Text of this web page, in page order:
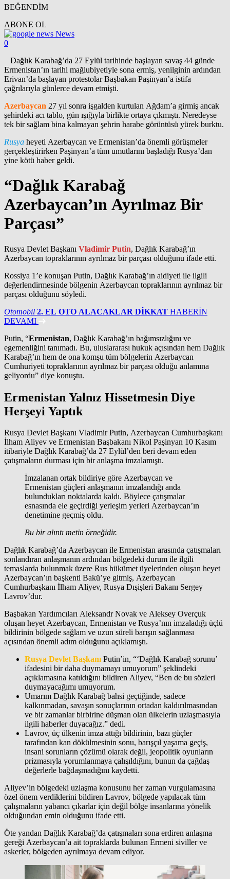
BEĞENDİM
ABONE OL
News
0
Dağlık Karabağ’da 27 Eylül tarihinde başlayan savaş 44 günde
Ermenistan’ın tarihi mağlubiyetiyle sona ermiş, yenilginin ardından
Erivan’da başlayan protestolar Başbakan Paşinyan’a istifa
çağrılarıyla günlerce devam etmişti.
Azerbaycan 27 yıl sonra işgalden kurtulan Ağdam’a girmiş ancak
şehirdeki acı tablo, gün ışığıyla birlikte ortaya çıkmıştı. Neredeyse
tek bir sağlam bina kalmayan şehrin harabe görüntüsü yürek burktu.
Rusya heyeti Azerbaycan ve Ermenistan’da önemli görüşmeler
gerçekleştirirken Paşinyan’a tüm umutlarını başladığı Rusya’dan
yine kötü haber geldi.
“Dağlık Karabağ
Azerbaycan’ın Ayrılmaz Bir
Parçası”
Rusya Devlet Başkanı Vladimir Putin, Dağlık Karabağ’ın
Azerbaycan topraklarının ayrılmaz bir parçası olduğunu ifade etti.
Rossiya 1’e konuşan Putin, Dağlık Karabağ’ın aidiyeti ile ilgili
değerlendirmesinde bölgenin Azerbaycan topraklarının ayrılmaz bir
parçası olduğunu söyledi.
Otomobil 2. EL OTO ALACAKLAR DİKKAT HABERİN
DEVAMI
Putin, “Ermenistan, Dağlık Karabağ’ın bağımsızlığını ve
egemenliğini tanımadı. Bu, uluslararası hukuk açısından hem Dağlık
Karabağ’ın hem de ona komşu tüm bölgelerin Azerbaycan
Cumhuriyeti topraklarının ayrılmaz bir parçası olduğu anlamına
geliyordu” diye konuştu.
Ermenistan Yalnız Hissetmesin Diye
Herşeyi Yaptık
Rusya Devlet Başkanı Vladimir Putin, Azerbaycan Cumhurbaşkanı
İlham Aliyev ve Ermenistan Başbakanı Nikol Paşinyan 10 Kasım
itibariyle Dağlık Karabağ’da 27 Eylül’den beri devam eden
çatışmaların durması için bir anlaşma imzalamıştı.
İmzalanan ortak bildiriye göre Azerbaycan ve
Ermenistan güçleri anlaşmanın imzalandığı anda
bulundukları noktalarda kaldı. Böylece çatışmalar
esnasında ele geçirdiği yerleşim yerleri Azerbaycan’ın
denetimine geçmiş oldu.
Bu bir alıntı metin örneğidir.
Dağlık Karabağ’da Azerbaycan ile Ermenistan arasında çatışmaları
sonlandıran anlaşmanın ardından bölgedeki durum ile ilgili
temaslarda bulunmak üzere Rus hükümet üyelerinden oluşan heyet
Azerbaycan’ın başkenti Bakü’ye gitmiş, Azerbaycan
Cumhurbaşkanı İlham Aliyev, Rusya Dışişleri Bakanı Sergey
Lavrov’dur.
Başbakan Yardımcıları Aleksandr Novak ve Aleksey Overçuk
oluşan heyet Azerbaycan, Ermenistan ve Rusya’nın imzaladığı üçlü
bildirinin bölgede sağlam ve uzun süreli barışın sağlanması
açısından önemli adım olduğunu açıklamıştı.
Rusya Devlet BaşkanıPutin’in, “‘Dağlık Karabağ sorunu’
ifadesini bir daha duymamayı umuyorum” şeklindeki
açıklamasına katıldığını bildiren Aliyev, “Ben de bu sözleri
duymayacağımı umuyorum.
Umarım Dağlık Karabağ bahsi geçtiğinde, sadece
kalkınmadan, savaşın sonuçlarının ortadan kaldırılmasından
ve bir zamanlar birbirine düşman olan ülkelerin uzlaşmasıyla
ilgili haberler duyacağız.” dedi.
Lavrov, üç ülkenin imza attığı bildirinin, bazı güçler
tarafından kan dökülmesinin sonu, barışçıl yaşama geçiş,
insani sorunların çözümü olarak değil, jeopolitik oyunların
prizmasıyla yorumlanmaya çalışıldığını, bunun da çağdaş
değerlerle bağdaşmadığını kaydetti.
Aliyev’in bölgedeki uzlaşma konusunu her zaman vurgulamasına
özel önem verdiklerini bildiren Lavrov, bölgede yapılacak tüm
çalışmaların yabancı çıkarlar için değil bölge insanlarına yönelik
olduğundan emin olduğunu ifade etti.
Öte yandan Dağlık Karabağ’da çatışmaları sona erdiren anlaşma
gereği Azerbaycan’a ait topraklarda bulunan Ermeni siviller ve
askerler, bölgeden ayrılmaya devam ediyor.